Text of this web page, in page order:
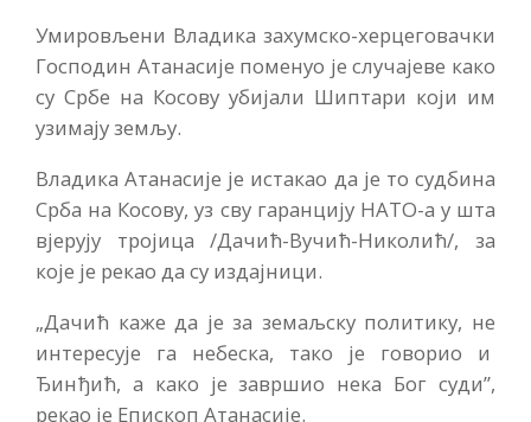
Умировљени Владика захумско-херцеговачки
Господин Атанасије поменуо је случајеве како
су Србе на Косову убијали Шиптари који им
узимају земљу.
Владика Атанасије је истакао да је то судбина
Срба на Косову, уз сву гаранцију НАТО-а у шта
вјерују тројица /Дачић-Вучић-Николић/, за
које је рекао да су издајници.
„Дачић каже да је за земаљску политику, не
интересује га небеска, тако је говорио и
Ђинђић, а како је завршио нека Бог суди”,
рекао је Епископ Атанасије.